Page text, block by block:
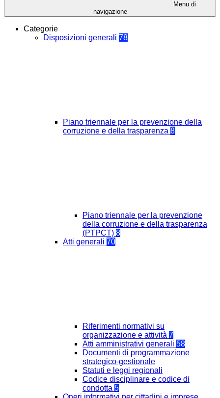
Menu di
navigazione
Categorie
Disposizioni generali 78
Piano triennale per la prevenzione della
corruzione e della trasparenza 8
Piano triennale per la prevenzione
della corruzione e della trasparenza
(PTPCT) 8
Atti generali 70
Riferimenti normativi su
organizzazione e attività 7
Atti amministrativi generali 58
Documenti di programmazione
strategico-gestionale
Statuti e leggi regionali
Codice disciplinare e codice di
condotta 5